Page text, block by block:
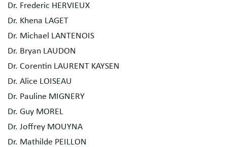
Dr. Frederic HERVIEUX
Dr. Khena LAGET
Dr. Michael LANTENOIS
Dr. Bryan LAUDON
Dr. Corentin LAURENT KAYSEN
Dr. Alice LOISEAU
Dr. Pauline MIGNERY
Dr. Guy MOREL
Dr. Joffrey MOUYNA
Dr. Mathilde PEILLON